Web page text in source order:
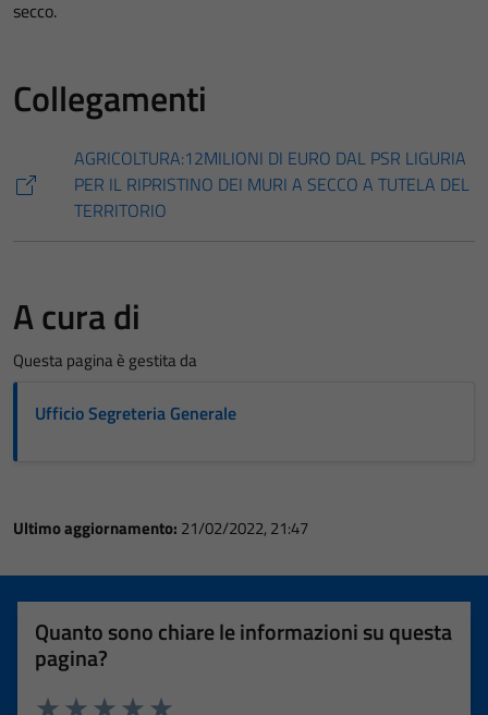
secco.
Collegamenti
AGRICOLTURA:12MILIONI DI EURO DAL PSR LIGURIA
PER IL RIPRISTINO DEI MURI A SECCO A TUTELA DEL
TERRITORIO
A cura di
Questa pagina è gestita da
Ufficio Segreteria Generale
Ultimo aggiornamento: 21/02/2022, 21:47
Quanto sono chiare le informazioni su questa
pagina?